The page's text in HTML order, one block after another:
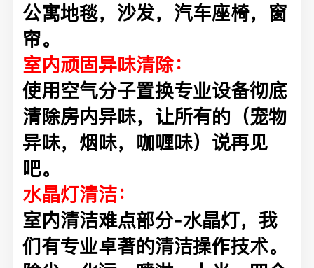
公寓地毯，沙发，汽车座椅，窗
帘。
室内顽固异味清除：
使用空气分子置换专业设备彻底
清除房内异味，让所有的（宠物
异味，烟味，咖喱味）说再见
吧。
水晶灯清洁：
室内清洁难点部分-水晶灯，我
们有专业卓著的清洁操作技术。